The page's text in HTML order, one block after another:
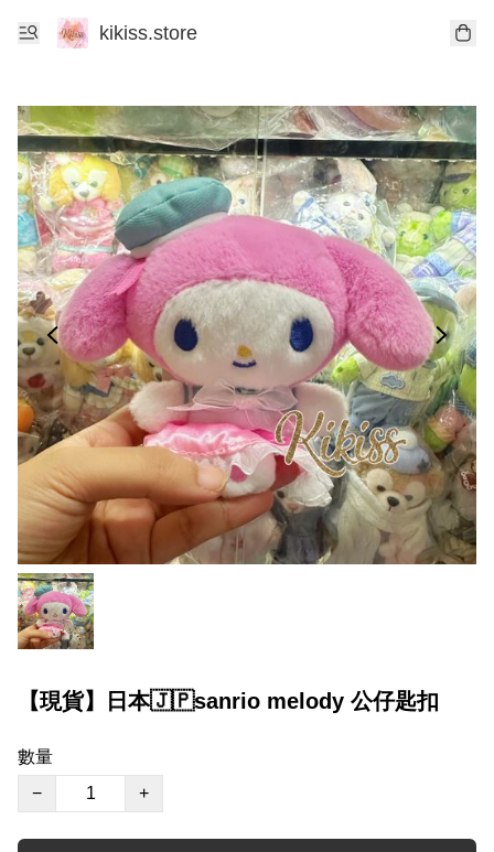
kikiss.store
【現貨】日本🇯🇵sanrio melody 公仔匙扣
數量
−
+